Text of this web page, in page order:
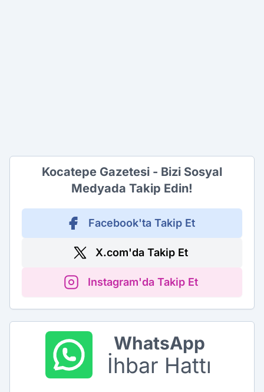
Kocatepe Gazetesi - Bizi Sosyal
Medyada Takip Edin!
Facebook'ta Takip Et
X.com'da Takip Et
Instagram'da Takip Et
WhatsApp
İhbar Hattı